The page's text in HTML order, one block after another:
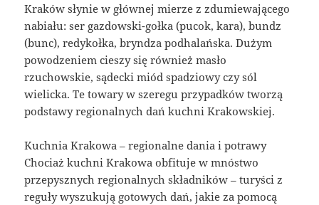
Kraków słynie w głównej mierze z zdumiewającego
nabiału: ser gazdowski-gołka (pucok, kara), bundz
(bunc), redykołka, bryndza podhalańska. Dużym
powodzeniem cieszy się również masło
rzuchowskie, sądecki miód spadziowy czy sól
wielicka. Te towary w szeregu przypadków tworzą
podstawy regionalnych dań kuchni Krakowskiej.
Kuchnia Krakowa – regionalne dania i potrawy
Chociaż kuchni Krakowa obfituje w mnóstwo
przepysznych regionalnych składników – turyści z
reguły wyszukują gotowych dań, jakie za pomocą